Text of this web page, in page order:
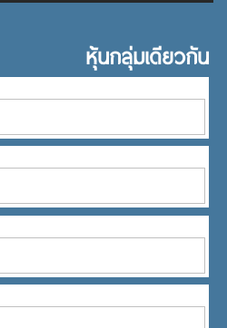
หุ้นกลุ่มเดียวกัน